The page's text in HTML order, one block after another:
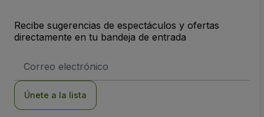
Recibe sugerencias de espectáculos y ofertas
directamente en tu bandeja de entrada
de
Únete a la lista